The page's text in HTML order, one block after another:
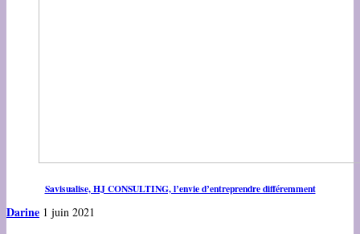
Savisualise, HJ CONSULTING, l’envie d’entreprendre différemment
Darine 1 juin 2021